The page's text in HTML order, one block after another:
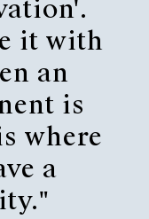
it with
an
is
where
a